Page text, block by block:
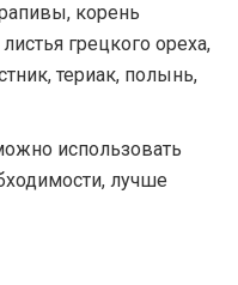
корень
грецкого ореха,
териак, полынь,
использовать
лучше